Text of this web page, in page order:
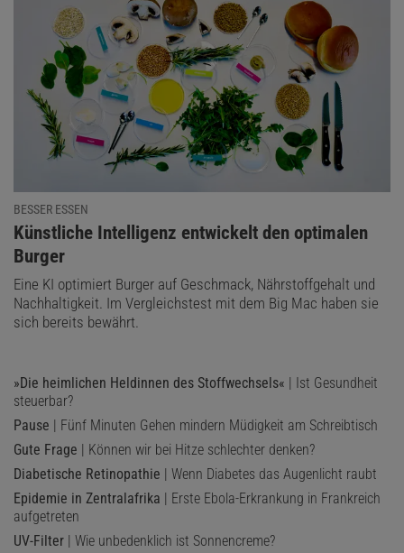
BESSER ESSEN
:
Künstliche Intelligenz entwickelt den optimalen
Burger
Eine KI optimiert Burger auf Geschmack, Nährstoffgehalt und
Nachhaltigkeit. Im Vergleichstest mit dem Big Mac haben sie
sich bereits bewährt.
»Die heimlichen Heldinnen des Stoffwechsels« | Ist Gesundheit
steuerbar?
Pause | Fünf Minuten Gehen mindern Müdigkeit am Schreibtisch
Gute Frage | Können wir bei Hitze schlechter denken?
Diabetische Retinopathie | Wenn Diabetes das Augenlicht raubt
Epidemie in Zentralafrika | Erste Ebola-Erkrankung in Frankreich
aufgetreten
UV-Filter | Wie unbedenklich ist Sonnencreme?